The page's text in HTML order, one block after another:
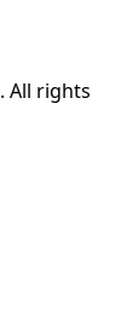
. All rights